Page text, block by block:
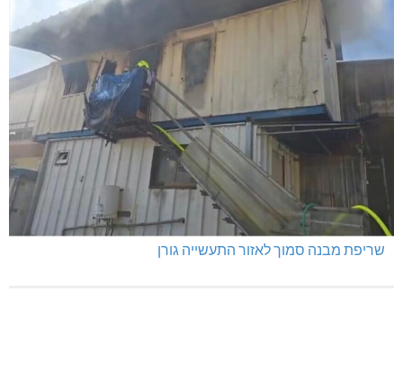
שריפת מבנה סמוך לאזור התעשייה גורן